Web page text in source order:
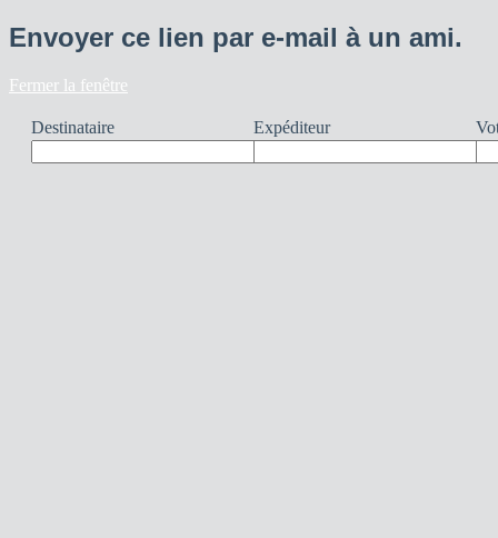
Envoyer ce lien par e-mail à un ami.
Fermer la fenêtre
Destinataire Expéditeur